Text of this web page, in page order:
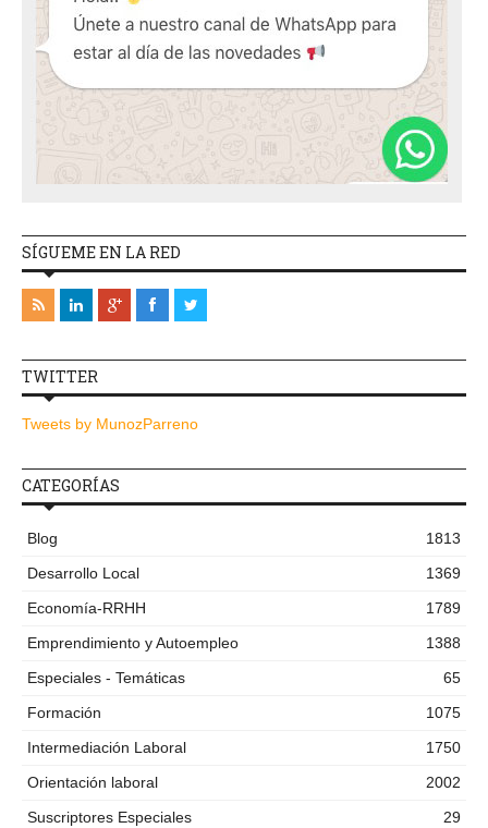
SÍGUEME EN LA RED
TWITTER
Tweets by MunozParreno
CATEGORÍAS
Blog
1813
Desarrollo Local
1369
Economía-RRHH
1789
Emprendimiento y Autoempleo
1388
Especiales - Temáticas
65
Formación
1075
Intermediación Laboral
1750
Orientación laboral
2002
Suscriptores Especiales
29